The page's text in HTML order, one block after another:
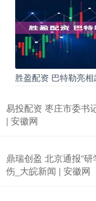
胜盈配资 巴特勒亮
易投配资 枣庄市委书
| 安徽网
鼎瑞创盈 北京通报“
伤_大皖新闻 | 安徽网